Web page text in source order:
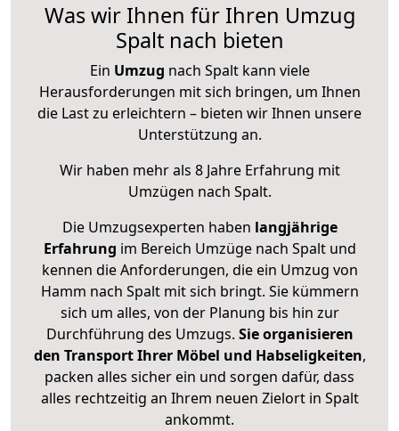
Was wir Ihnen für Ihren Umzug
Spalt nach bieten
Ein Umzug nach Spalt kann viele
Herausforderungen mit sich bringen, um Ihnen
die Last zu erleichtern – bieten wir Ihnen unsere
Unterstützung an.
Wir haben mehr als 8 Jahre Erfahrung mit
Umzügen nach Spalt.
Die Umzugsexperten haben langjährige
Erfahrung im Bereich Umzüge nach Spalt und
kennen die Anforderungen, die ein Umzug von
Hamm nach Spalt mit sich bringt. Sie kümmern
sich um alles, von der Planung bis hin zur
Durchführung des Umzugs. Sie organisieren
den Transport Ihrer Möbel und Habseligkeiten,
packen alles sicher ein und sorgen dafür, dass
alles rechtzeitig an Ihrem neuen Zielort in Spalt
ankommt.